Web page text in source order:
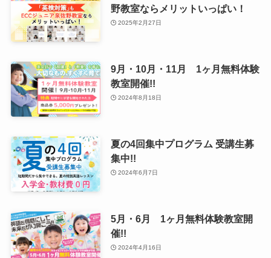
野教室ならメリットいっぱい！
2025年2月27日
9月・10月・11月 1ヶ月無料体験
教室開催!!
2024年8月18日
夏の4回集中プログラム 受講生募
集中!!
2024年6月7日
5月・6月 1ヶ月無料体験教室開
催!!
2024年4月16日